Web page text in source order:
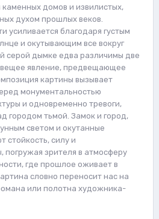
домов и извилистых,
духом прошлых веков.
усиливается благодаря густым
и окутывающим все вокруг
серой дымке едва различимы две
явление, предвещающее
картины вызывает
монументальностью
и одновременно тревоги,
городом тьмой. Замок и город,
светом и окутанные
стойкость, силу и
погружая зрителя в атмосферу
где прошлое оживает в
словно переносит нас на
или полотна художника-